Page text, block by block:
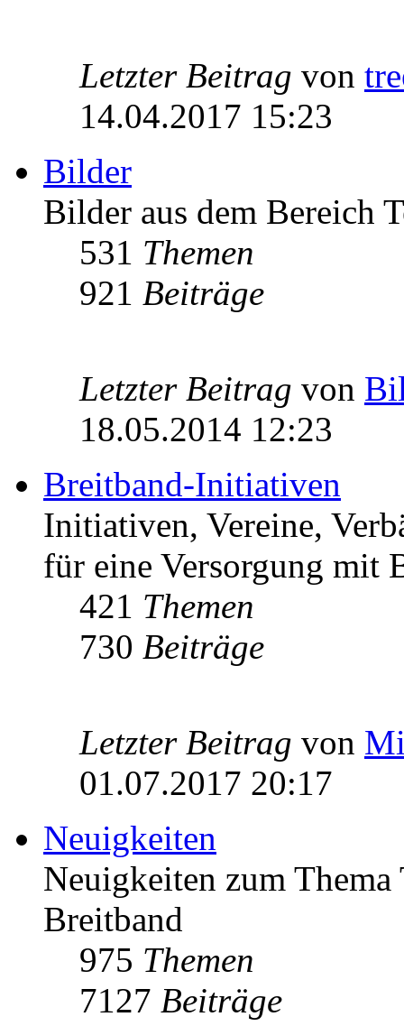
Letzter Beitrag von
14.04.2017 15:23
Bilder
Bilder aus dem Bereich
531 Themen
921 Beiträge
Letzter Beitrag von
18.05.2014 12:23
Breitband-Initiativen
Initiativen, Vereine,
für eine Versorgung mit
421 Themen
730 Beiträge
Letzter Beitrag von
01.07.2017 20:17
Neuigkeiten
Neuigkeiten zum
Breitband
975 Themen
7127 Beiträge